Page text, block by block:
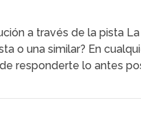
a través de la pista
o una similar? En
responderte lo antes